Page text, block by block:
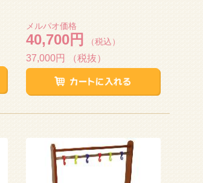
メルパオ価格
40,700円 （税込）
37,000円 （税抜）